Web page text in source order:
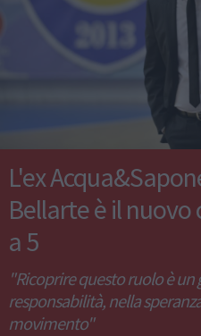
L'ex
Bellarte è il nuovo
a 5
"Ricoprire questo ruolo è
responsabilità, nella
movimento"